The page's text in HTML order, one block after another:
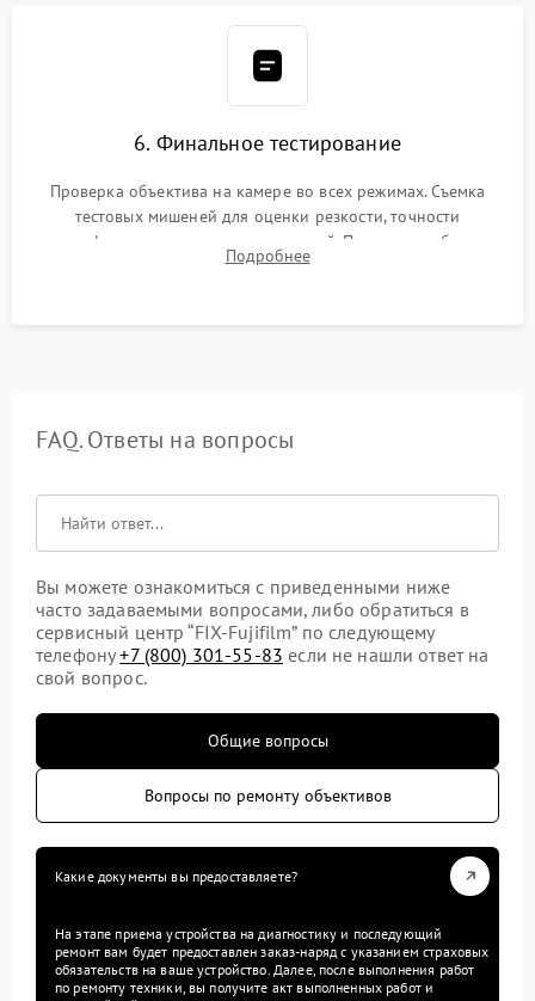
6. Финальное тестирование
Проверка объектива на камере во всех режимах. Съемка
тестовых мишеней для оценки резкости, точности
автофокуса и отсутствия искажений. Проверка работы
диафрагмы на закрытых значениях и тестирование
Подробнее
FAQ. Ответы на вопросы
Вы можете ознакомиться с приведенными ниже
часто задаваемыми вопросами, либо обратиться в
сервисный центр “FIX-Fujifilm” по следующему
телефону+7 (800) 301-55-83 если не нашли ответ на
свой вопрос.
Общие вопросы
Вопросы по ремонту объективов
Какие документы вы предоставляете?
На этапе приема устройства на диагностику и последующий
ремонт вам будет предоставлен заказ-наряд с указанием страховых
обязательств на ваше устройство. Далее, после выполнения работ
по ремонту техники, вы получите акт выполненных работ и